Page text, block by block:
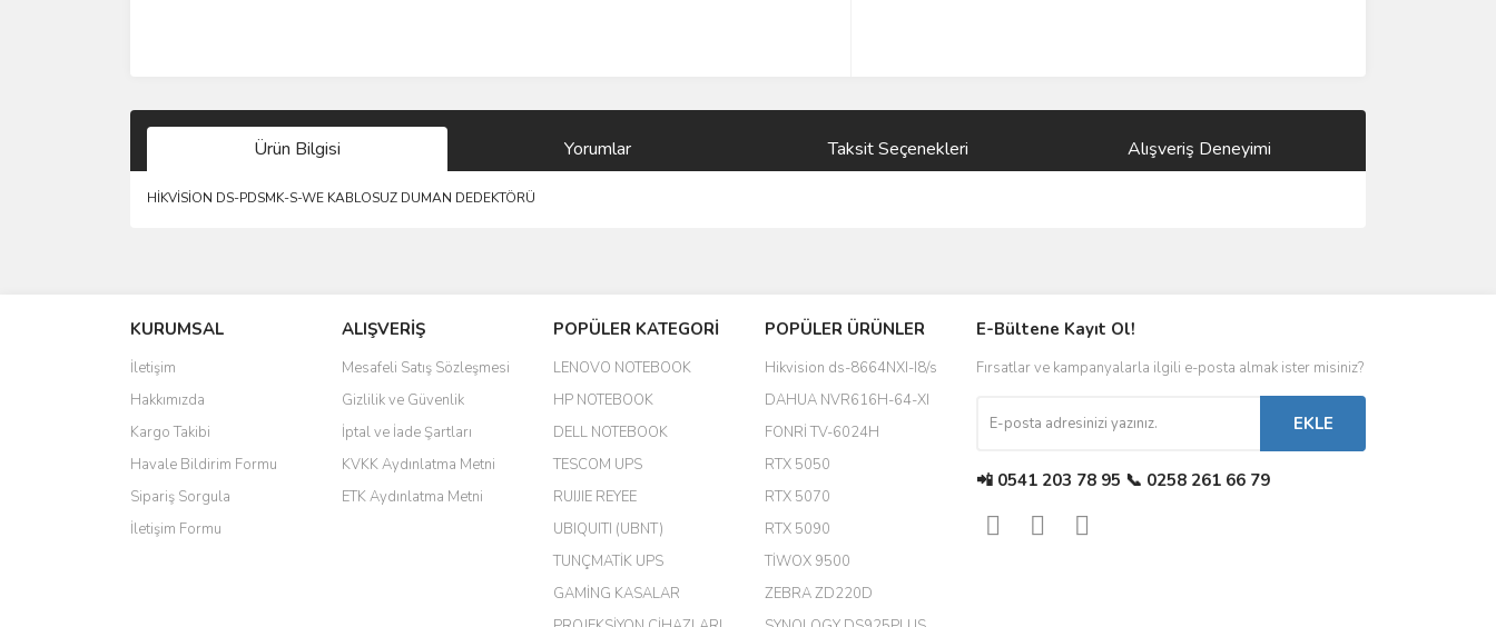
Ürün Bilgisi Yorumlar Taksit Seçenekleri Alışveriş Deneyimi
HİKVİSİON DS-PDSMK-S-WE KABLOSUZ DUMAN DEDEKTÖRÜ
kamera ile 24 izlenmektedir diye küçük bir tabela olsa daha hoş olurdu
Barış Başaran | 04/07/2026
hızlı güvenli bir alışveriş oldu
Yalçın Kaya | 20/06/2026
KURUMSAL
İletişim
Hakkımızda
Kargo Takibi
Havale Bildirim Formu
Sipariş Sorgula
İletişim Formu
ALIŞVERİŞ
Mesafeli Satış Sözleşmesi
Gizlilik ve Güvenlik
İptal ve İade Şartları
KVKK Aydınlatma Metni
ETK Aydınlatma Metni
POPÜLER KATEGORİ
LENOVO NOTEBOOK
HP NOTEBOOK
DELL NOTEBOOK
TESCOM UPS
RUIJIE REYEE
UBIQUITI (UBNT)
TUNÇMATİK UPS
GAMİNG KASALAR
POPÜLER ÜRÜNLER
Hikvision ds-8664NXI-I8/s
DAHUA NVR616H-64-XI
FONRİ TV-6024H
RTX 5050
RTX 5070
RTX 5090
TİWOX 9500
ZEBRA ZD220D
E-Bültene Kayıt Ol!
Fırsatlar ve kampanyalarla ilgili e-posta almak ister misiniz?
EKLE
📲 0541 203 78 95 📞 0258 261 66 79